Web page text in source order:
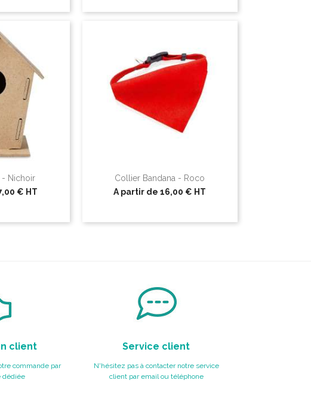
- Nichoir
€ HT
Collier Bandana - Roco
A partir de16,00 € HT
client
commande par
dédiée
Service client
N'hésitez pas à contacter notre service
client par email ou téléphone